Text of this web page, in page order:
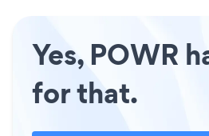
Yes, POWR
for that.